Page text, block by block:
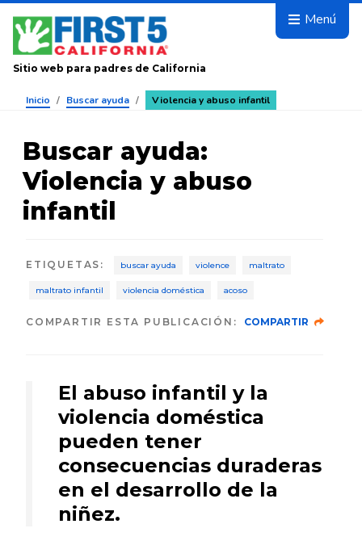
Avanza
Menú
Sitio web para padres de California
Inicio / Buscar ayuda / Violencia y abuso infantil
Buscar ayuda:
Violencia y abuso
infantil
ETIQUETAS : buscar ayuda violence maltrato
maltrato infantil violencia doméstica acoso
COMPARTIR ESTA PUBLICACIÓN: COMPARTIR
El abuso infantil y la
violencia doméstica
pueden tener
consecuencias duraderas
en el desarrollo de la
niñez.